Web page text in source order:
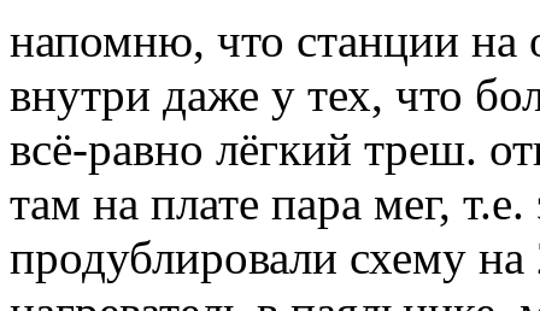
напомню, что станции на
внутри даже у тех, что
всё-равно лёгкий треш.
там на плате пара мег,
продублировали схему на